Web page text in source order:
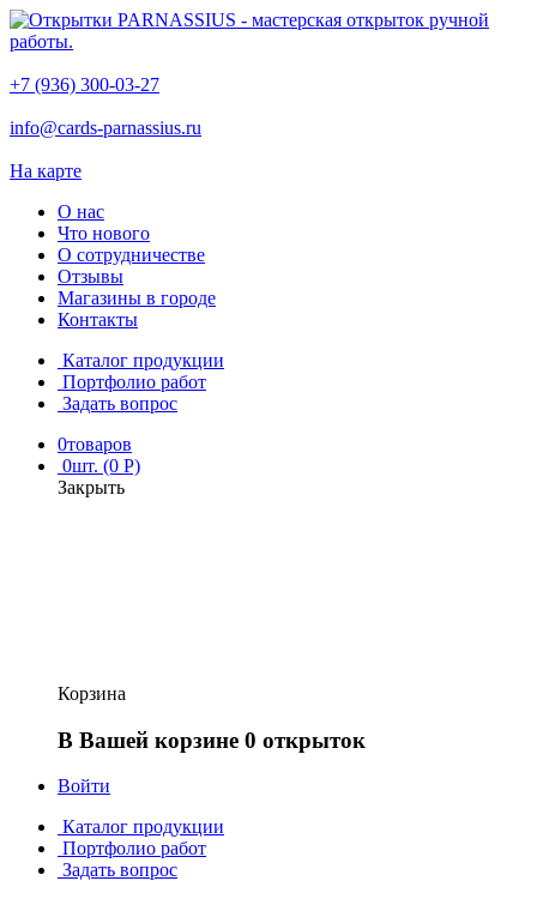
+7 (936) 300-03-27
info@cards-parnassius.ru
На карте
О нас
Что нового
О сотрудничестве
Отзывы
Магазины в городе
Контакты
Каталог продукции
Портфолио работ
Задать вопрос
0товаров
0шт. (0 Р)
Закрыть
Корзина
В Вашей корзине 0 открыток
Войти
Каталог продукции
Портфолио работ
Задать вопрос